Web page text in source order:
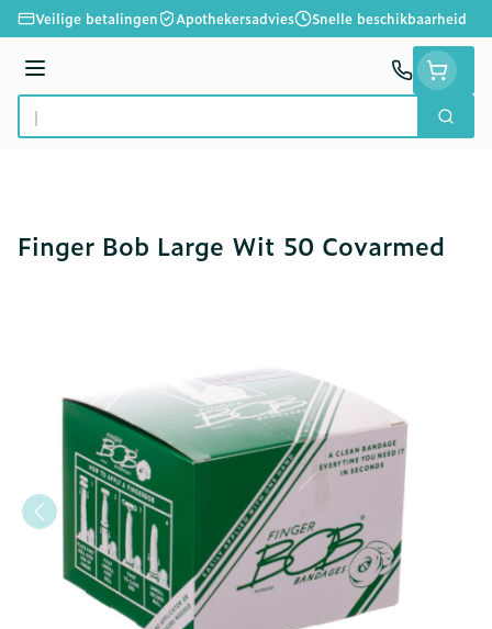
Ga naar de inhoud
Veilige betalingen Apothekersadvies Snelle beschikbaarheid
Menu
Product, merk, categorie...
Zoek
Finger Bob Large Wit 50 Covarmed